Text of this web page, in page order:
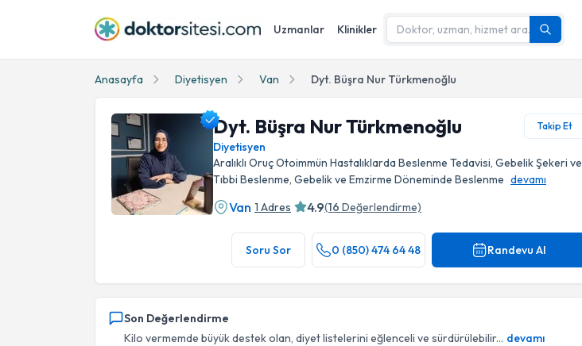
Uzmanlar Klinikler
Anasayfa Diyetisyen Van Dyt. Büşra Nur Türkmenoğlu
Dyt. Büşra Nur Türkmenoğlu Takip Et
Diyetisyen
Aralıklı Oruç Otoimmün Hastalıklarda Beslenme Tedavisi, Gebelik Şekeri ve
Tıbbi Beslenme, Gebelik ve Emzirme Döneminde Beslenme devamı
Van 1 Adres 4.9(16 Değerlendirme)
Soru Sor 0 (850) 474 64 48 Randevu Al
Son Değerlendirme
Kilo vermemde büyük destek olan, diyet listelerini eğlenceli ve sürdürülebilir... devamı